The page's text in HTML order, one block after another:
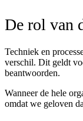
De rol van
Techniek en
verschil. Dit geldt
beantwoorden.
Wanneer de hele
omdat we geloven